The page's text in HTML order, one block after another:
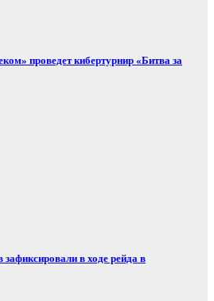
проведет кибертурнир «Битва за
в ходе рейда в